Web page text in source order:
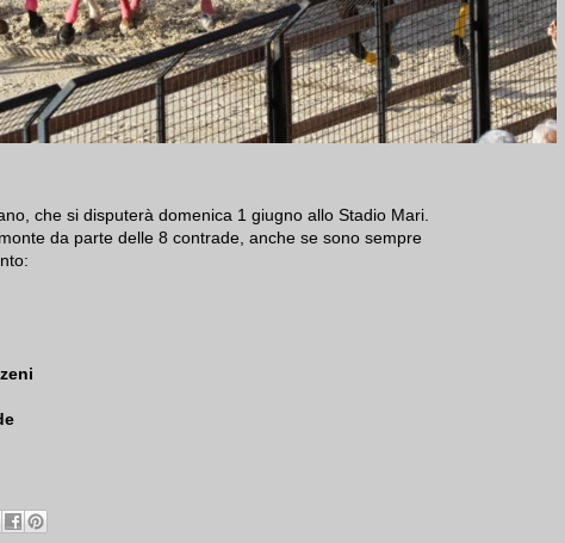
che si disputerà domenica 1 giugno allo Stadio Mari.
da parte delle 8 contrade, anche se sono sempre